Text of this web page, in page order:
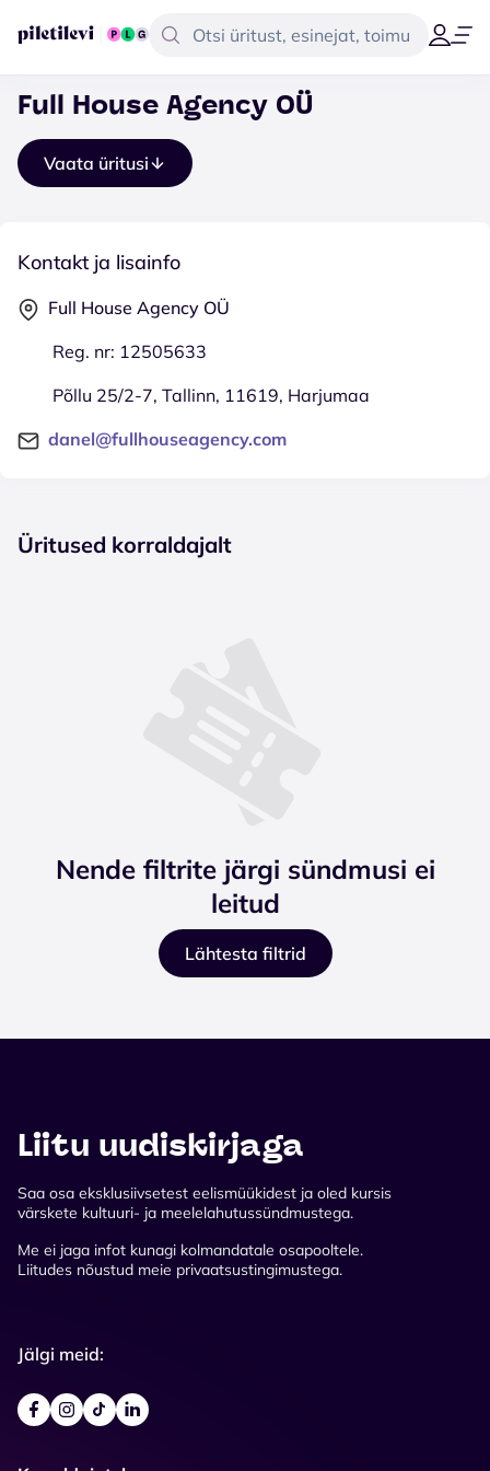
Full House Agency OÜ
Vaata üritusi
Kontakt ja lisainfo
Full House Agency OÜ
Reg. nr: 12505633
Põllu 25/2-7, Tallinn, 11619, Harjumaa
danel@fullhouseagency.com
Üritused korraldajalt
Nende filtrite järgi sündmusi ei
leitud
Lähtesta filtrid
Liitu uudiskirjaga
Saa osa eksklusiivsetest eelismüükidest ja oled kursis
värskete kultuuri- ja meelelahutussündmustega.
Me ei jaga infot kunagi kolmandatale osapooltele.
Liitudes nõustud meie privaatsustingimustega.
Jälgi meid: